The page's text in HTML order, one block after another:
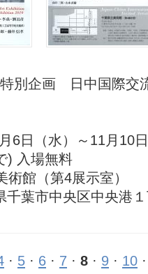
別企画 日中国際
6日（水）～11月
) 入場無料
館（第4展示室）
千葉市中央区中央港
· 5 · 6 · 7 · 8 · 9 · 10